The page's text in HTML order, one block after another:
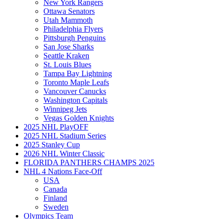
New York Rangers
Ottawa Senators
Utah Mammoth
Philadelphia Flyers
Pittsburgh Penguins
San Jose Sharks
Seattle Kraken
St. Louis Blues
Tampa Bay Lightning
Toronto Maple Leafs
Vancouver Canucks
Washington Capitals
Winnipeg Jets
Vegas Golden Knights
2025 NHL PlayOFF
2025 NHL Stadium Series
2025 Stanley Cup
2026 NHL Winter Classic
FLORIDA PANTHERS CHAMPS 2025
NHL 4 Nations Face-Off
USA
Canada
Finland
Sweden
Olympics Team